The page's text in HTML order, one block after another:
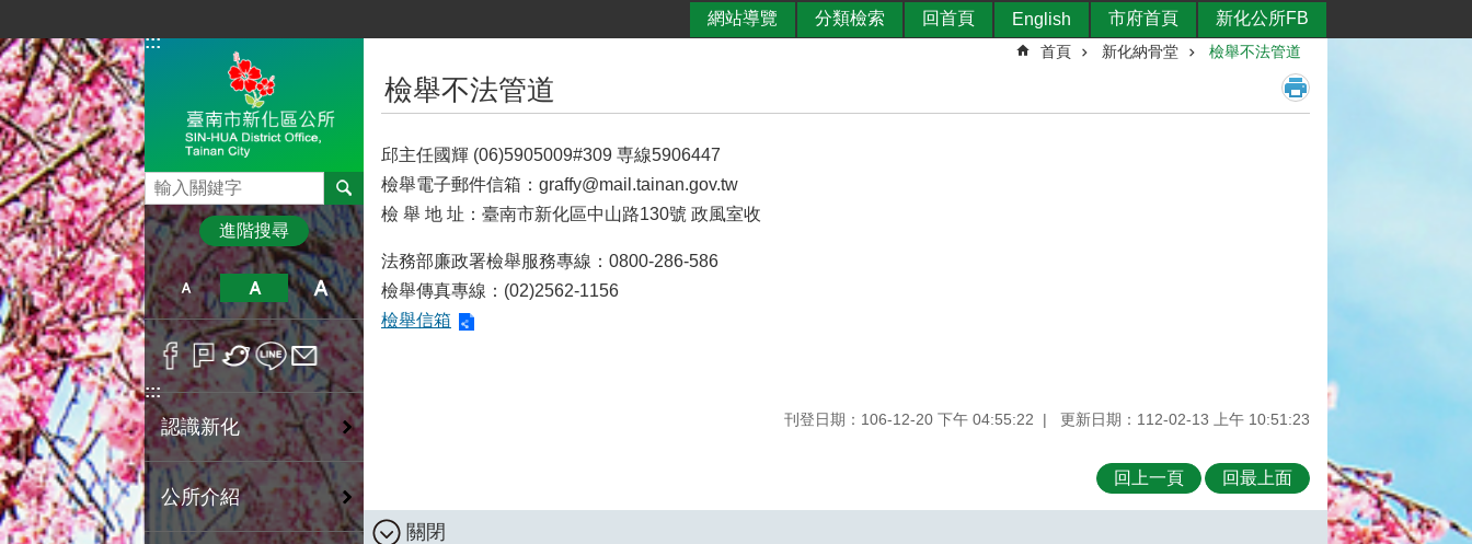
:::
網站導覽 分類檢索 回首頁 English 市府首頁 新化公所FB
搜尋
進階搜尋
:::
認識新化
公所介紹
::: 首頁 新化納骨堂 檢舉不法管道
檢舉不法管道
邱主任國輝 (06)5905009#309 専線5906447
檢舉電子郵件信箱：graffy@mail.tainan.gov.tw
檢 舉 地 址：臺南市新化區中山路130號 政風室收
法務部廉政署檢舉服務專線：0800-286-586
檢舉傳真專線：(02)2562-1156
檢舉信箱
刊登日期：106-12-20 下午 04:55:22 更新日期：112-02-13 上午 10:51:23
回上一頁 回最上面
關閉